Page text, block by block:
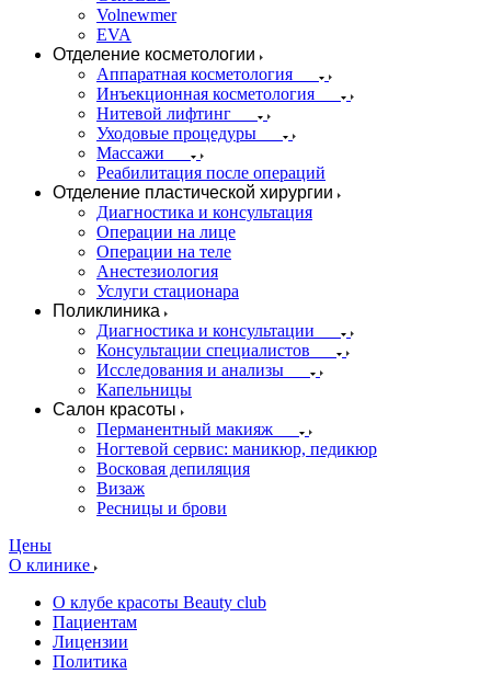
Volnewmer
EVA
Отделение косметологии
Аппаратная косметология
Инъекционная косметология
Нитевой лифтинг
Уходовые процедуры
Массажи
Реабилитация после операций
Отделение пластической хирургии
Диагностика и консультация
Операции на лице
Операции на теле
Анестезиология
Услуги стационара
Поликлиника
Диагностика и консультации
Консультации специалистов
Исследования и анализы
Капельницы
Салон красоты
Перманентный макияж
Ногтевой сервис: маникюр, педикюр
Восковая депиляция
Визаж
Ресницы и брови
Цены
О клинике
О клубе красоты Beauty club
Пациентам
Лицензии
Политика